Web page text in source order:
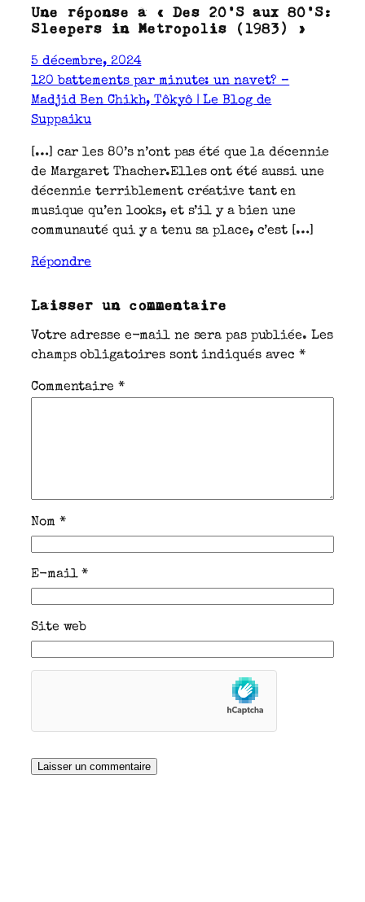
Une réponse à « Des 20’S aux 80’S:
Sleepers in Metropolis (1983) »
5 décembre, 2024
120 battements par minute: un navet? –
Madjid Ben Chikh, Tôkyô | Le Blog de
Suppaiku
[…] car les 80’s n’ont pas été que la décennie
de Margaret Thacher.Elles ont été aussi une
décennie terriblement créative tant en
musique qu’en looks, et s’il y a bien une
communauté qui y a tenu sa place, c’est […]
Répondre
Laisser un commentaire
Votre adresse e-mail ne sera pas publiée. Les
champs obligatoires sont indiqués avec*
Commentaire *
Nom *
E-mail*
Site web